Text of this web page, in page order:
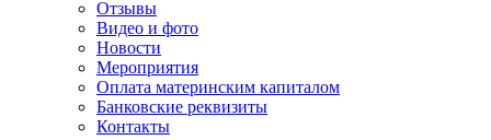
Отзывы
Видео и фото
Новости
Мероприятия
Оплата материнским капиталом
Банковские реквизиты
Контакты